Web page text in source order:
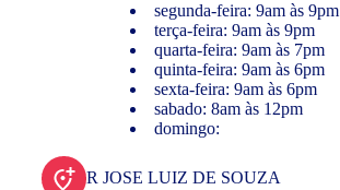
segunda-feira: 9am às 9pm
terça-feira: 9am às 9pm
quarta-feira: 9am às 7pm
quinta-feira: 9am às 6pm
sexta-feira: 9am às 6pm
sabado: 8am às 12pm
domingo:
R JOSE LUIZ DE SOUZA